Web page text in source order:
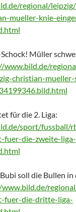
regional/
mueller-knie-
Müller
www.bild.de/
christian-mueller-
für die 2. Liga:
sport/fussball/
fuer-die-zweite-liga-
soll die Bullen in
fuer-die-dritte-liga-